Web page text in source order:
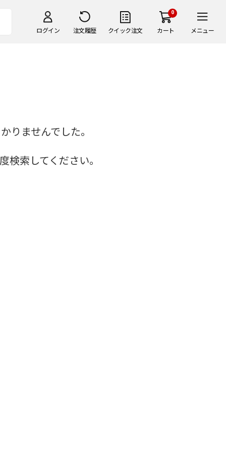
ログイン 注文履歴 クイック注文
0
カート メニュー
りませんでした。
検索してください。